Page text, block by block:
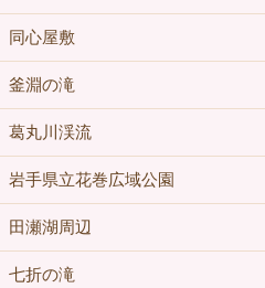
同心屋敷
釜淵の滝
葛丸川渓流
岩手県立花巻広域公園
田瀬湖周辺
七折の滝